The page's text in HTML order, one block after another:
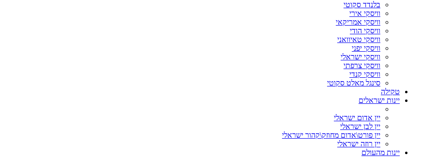
בלנדד סקוטי
וויסקי אירי
וויסקי אמריקאי
וויסקי הודי
וויסקי טאיוואני
וויסקי יפני
וויסקי ישראלי
וויסקי צרפתי
וויסקי קנדי
סינגל מאלט סקוטי
טקילה
יינות ישראלים
יין אדום ישראלי
יין לבן ישראלי
יין פורט\אדום מחוזק\קהור ישראלי
יין רוזה ישראלי
יינות מהעולם